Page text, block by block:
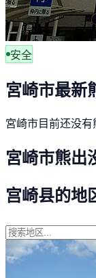
安全
宮崎市最新
宮崎市目前还没有
宮崎市熊出
宫崎县的地